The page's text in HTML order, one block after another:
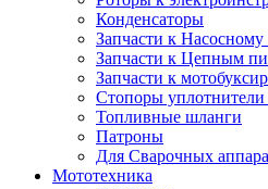
Конденсаторы
Запчасти к
Запчасти к Цепным
Запчасти к
Стопоры
Топливные шланги
Патроны
Для Сварочных
Мототехника